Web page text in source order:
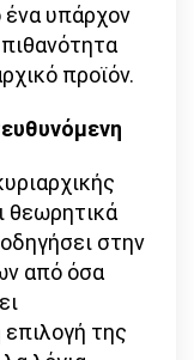
ένα υπάρχον
προϊόν.
θεωρητικά
στην
από όσα
της